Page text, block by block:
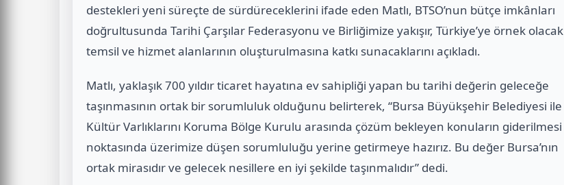
destekleri yeni süreçte de sürdüreceklerini ifade eden Matlı, BTSO’nun bütçe imkânları
doğrultusunda Tarihi Çarşılar Federasyonu ve Birliğimize yakışır, Türkiye’ye örnek olacak
temsil ve hizmet alanlarının oluşturulmasına katkı sunacaklarını açıkladı.
Matlı, yaklaşık 700 yıldır ticaret hayatına ev sahipliği yapan bu tarihi değerin geleceğe
taşınmasının ortak bir sorumluluk olduğunu belirterek, “Bursa Büyükşehir Belediyesi ile
Kültür Varlıklarını Koruma Bölge Kurulu arasında çözüm bekleyen konuların giderilmesi
noktasında üzerimize düşen sorumluluğu yerine getirmeye hazırız. Bu değer Bursa’nın
ortak mirasıdır ve gelecek nesillere en iyi şekilde taşınmalıdır” dedi.